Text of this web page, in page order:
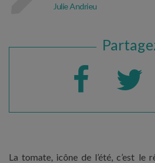
Julie Andrieu
La tomate, icône de l’été, c’est le